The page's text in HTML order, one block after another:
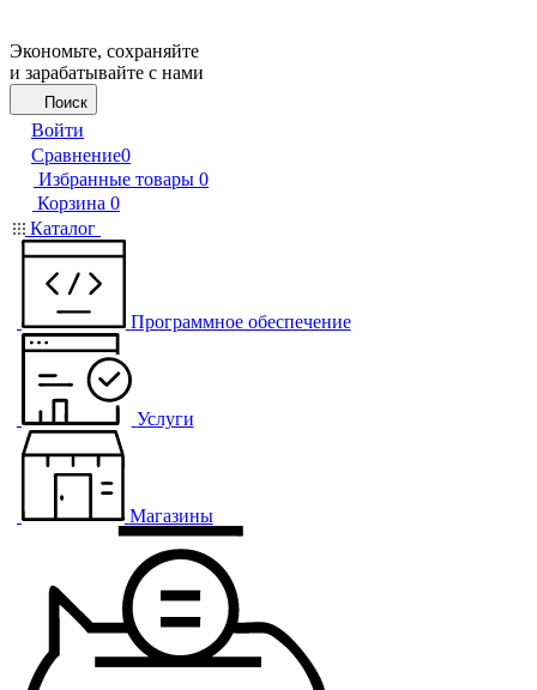
Экономьте, сохраняйте
и зарабатывайте с нами
Поиск
Войти
Сравнение0
Избранные товары 0
Корзина 0
Каталог
Программное обеспечение
Услуги
Магазины